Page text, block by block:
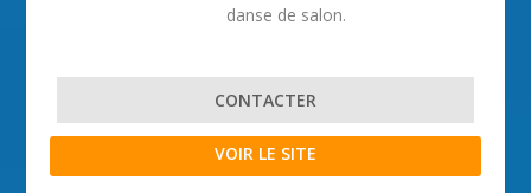
danse de salon.
CONTACTER
VOIR LE SITE